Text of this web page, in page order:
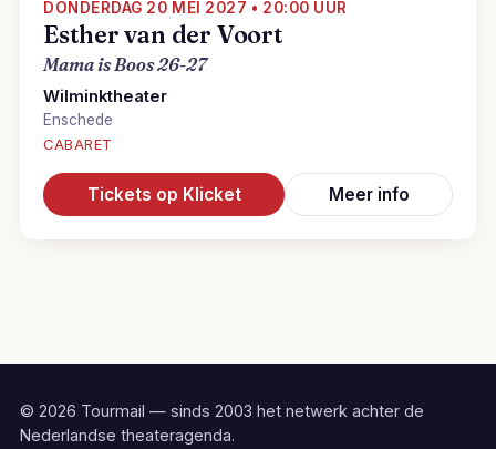
DONDERDAG 20 MEI 2027 • 20:00 UUR
Esther van der Voort
Mama is Boos 26-27
Wilminktheater
Enschede
CABARET
Tickets op Klicket Meer info
© 2026 Tourmail — sinds 2003 het netwerk achter de
Nederlandse theateragenda.